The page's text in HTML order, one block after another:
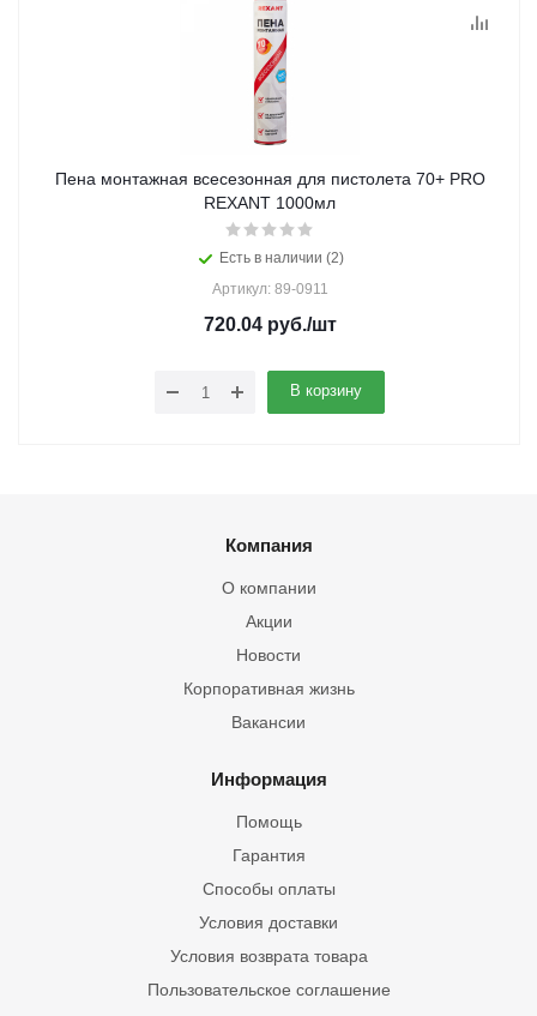
Пена монтажная всесезонная для пистолета 70+ PRO
REXANT 1000мл
Есть в наличии (2)
Артикул: 89-0911
720.04руб./шт
В корзину
Компания
О компании
Акции
Новости
Корпоративная жизнь
Вакансии
Информация
Помощь
Гарантия
Способы оплаты
Условия доставки
Условия возврата товара
Пользовательское соглашение